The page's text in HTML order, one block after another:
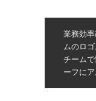
業務効
ムのロゴ
チーム
ーフに